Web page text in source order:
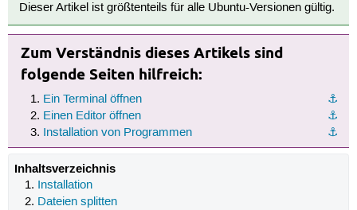
Dieser Artikel ist größtenteils für alle Ubuntu-Versionen gültig.
Zum Verständnis dieses Artikels sind
folgende Seiten hilfreich:
⚓︎
Ein Terminal öffnen
⚓︎
Einen Editor öffnen
⚓︎
Installation von Programmen
Inhaltsverzeichnis
Installation
Dateien splitten